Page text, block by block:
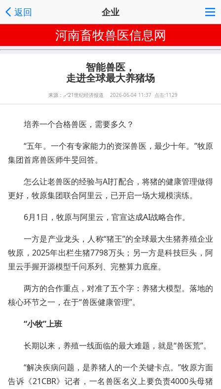
返回 企业
河南畜牧兽医信息网
智能兽医，
走进全球最大养猪场
来源： 🔗21世纪经济报道 2026-06-04 11:37 点击:1129
培养一个合格兽医，需要多久？
“五年。一个有专家能力的资深兽医，最少十年。”牧原
集团首席兽医师牛旻回答。
怎么让老兽医的经验与AI打配合，将猪的健康管理做得
更好，牧原集团联合阿里云，已开启一场大规模演练。
6月1日，牧原与阿里云，官宣达成AI战略合作。
一方是产业龙头，人称“猪王”的全球最大生猪养殖企业
牧原，2025年出栏生猪7798万头；另一方是科技巨头，阿
里云手握开源模型千问系列、完整算力底座。
两方的合作重点，对准了五个字：养猪大模型。落地的
核心环节之一，在于“兽医健康管理”。
“小牧”上班
长期以来，养殖一线面临的最大难题，就是“兽医荒”。
“解决疾病问题，是养猪人的一个关键卡点。”牧原方面
告诉《21CBR》记者，一名兽医名义上要负责4000头母猪